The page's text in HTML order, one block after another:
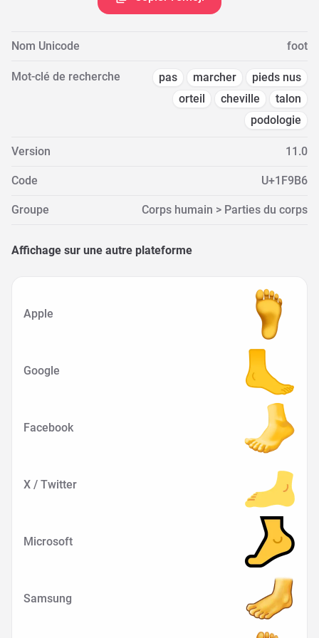
Nom Unicode foot
Mot-clé de recherche pas marcher
pieds nus
orteil
cheville
talon
podologie
Version 11.0
Code U+1F9B6
Groupe Corps humain > Parties du corps
Affichage sur une autre plateforme
Apple
Google
Facebook
X / Twitter
Microsoft
Samsung